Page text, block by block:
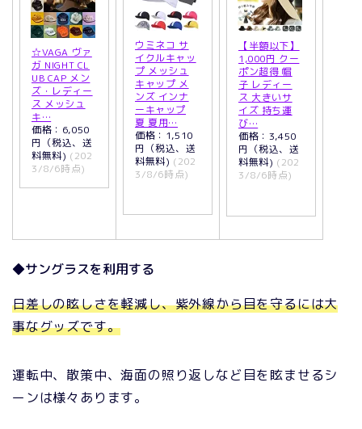
☆VAGA ヴァ
ガ NIGHT CL
UB CAP メン
ズ・レディー
ス メッシュ
キ…
価格：6,050
円（税込、送
料無料) (202
3/8/6時点)
ウミネコ サ
イクルキャッ
プ メッシュ
キャップ メ
ンズ インナ
ーキャップ
夏 夏用…
価格：1,510
円（税込、送
料無料) (202
3/8/6時点)
【半額以下】
1,000円 クー
ポン超得 帽
子 レディー
ス 大きいサ
イズ 持ち運
び…
価格：3,450
円（税込、送
料無料) (202
3/8/6時点)
◆サングラスを利用する
日差しの眩しさを軽減し、紫外線から目を守るには大
事なグッズです。
運転中、散策中、海面の照り返しなど目を眩ませるシ
ーンは様々あります。